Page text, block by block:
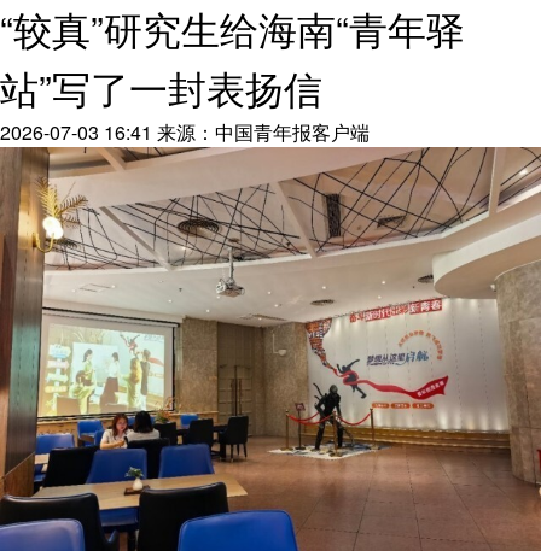
“较真”研究生给海南“青年驿
站”写了一封表扬信
2026-07-03 16:41 来源：中国青年报客户端